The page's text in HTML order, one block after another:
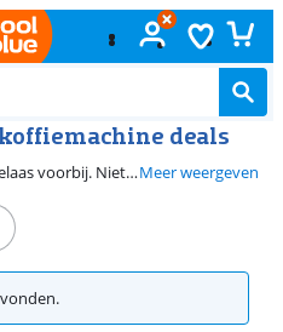
deals
De Onweerstaanbiedingen zijn helaas voorbij. Niet getreurd, bij Coolblue vind je het hele jaar door deals op koffiezetapparaten. Vind de machine die bij jou past.Meer weergeven